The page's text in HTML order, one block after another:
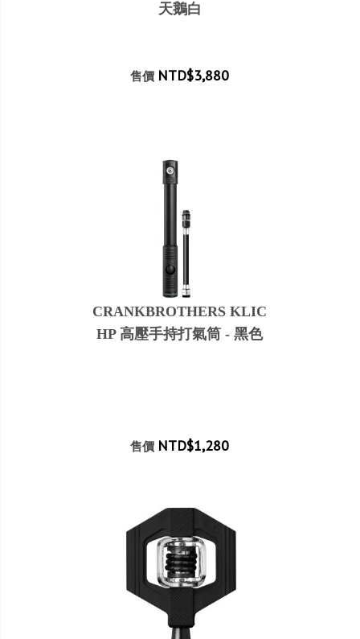
天鵝白
售價 NTD$3,880
CRANKBROTHERS KLIC
HP 高壓手持打氣筒 - 黑色
售價 NTD$1,280